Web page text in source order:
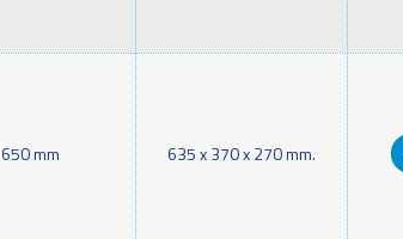
650 mm 635 x 370 x 270 mm.